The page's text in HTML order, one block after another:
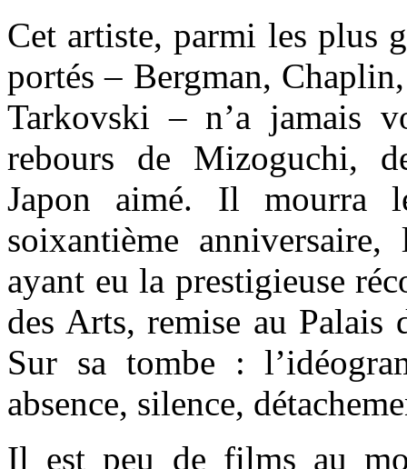
Cet artiste, parmi les plus
portés – Bergman,
Tarkovski – n’a jamais
rebours de Mizoguchi,
Japon aimé. Il mourra
soixantième
ayant eu la prestigieuse
des Arts, remise au Palais
Sur sa tombe :
absence, silence,
Il est peu de films au